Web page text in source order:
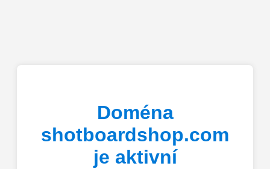
Doména
shotboardshop.com
je aktivní